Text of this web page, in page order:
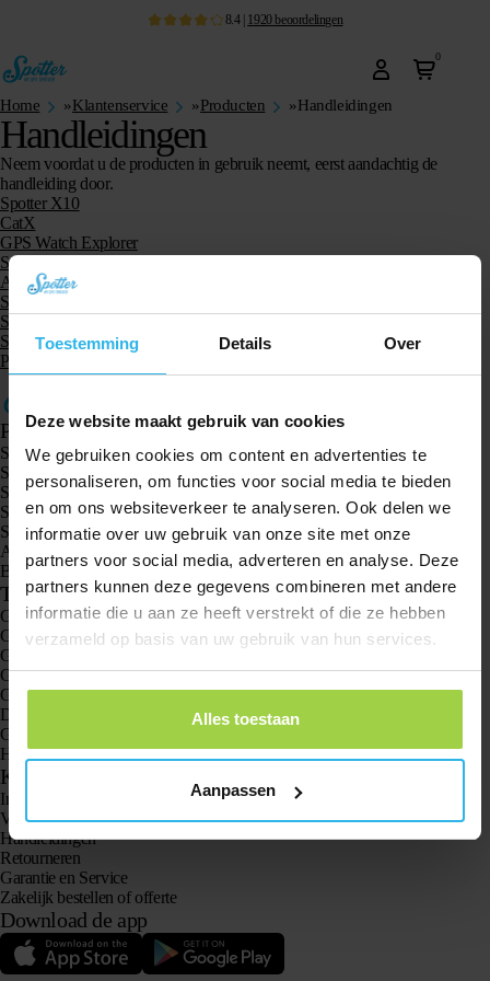
Toestemming Details Over
Deze website maakt gebruik van cookies
We gebruiken cookies om content en advertenties te
personaliseren, om functies voor social media te bieden
en om ons websiteverkeer te analyseren. Ook delen we
informatie over uw gebruik van onze site met onze
partners voor social media, adverteren en analyse. Deze
partners kunnen deze gegevens combineren met andere
informatie die u aan ze heeft verstrekt of die ze hebben
verzameld op basis van uw gebruik van hun services.
Alles toestaan
Aanpassen
8.4| 1920beoordelingen
0
Home »Klantenservice »Producten »Handleidingen
Handleidingen
Neem voordat u de producten in gebruik neemt, eerst aandachtig de
handleiding door.
Spotter X10
CatX
GPS Watch Explorer
Senior Watch
Animal Spotter
Spotter GPS Watch Air
Spotter GPS Watch
Spotter GPS Tracker
Pet Spotter
Producten
Spotter GPS tracker X10
Spotter Senior GPS Watch
Spotter GPS Watch Explorer
Spotter GPS Watch Kids
Spotter CatX
Animal Spotter
Bekijk alle producten
Toepassingen
GPS trackers
GPS tracker voor kinderen
GPS horloges voor kinderen
GPS tracker voor katten
GPS tracker voor honden
Dé GPS tracker voor ouderen mét Alarmknop
GPS tracker bij Dementie en Alzheimer
Hét senioren alarm horloge zonder abonnement
Klantenservice
Inloggen
Vraag het onze klantenservice
Handleidingen
Retourneren
Garantie en Service
Zakelijk bestellen of offerte
Download de app